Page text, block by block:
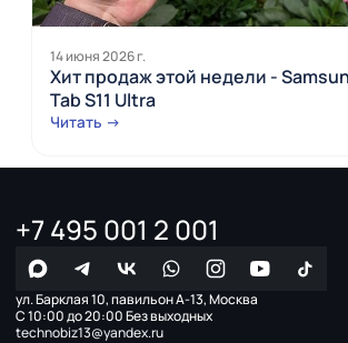
14 июня 2026 г.
Хит продаж этой недели -
Tab S11 Ultra
Читать →
+7 495 001 2 001
ул. Барклая 10, павильон А-13, Москва
С 10:00 до 20:00 Без выходных
technobiz13@yandex.ru